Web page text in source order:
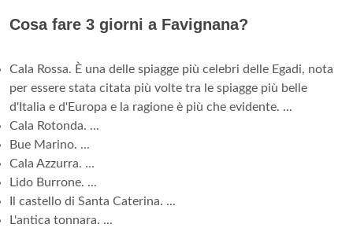
Cosa fare 3 giorni a Favignana?
Cala Rossa. È una delle spiagge più celebri delle Egadi, nota
per essere stata citata più volte tra le spiagge più belle
d'Italia e d'Europa e la ragione è più che evidente. ...
Cala Rotonda. ...
Bue Marino. ...
Cala Azzurra. ...
Lido Burrone. ...
Il castello di Santa Caterina. ...
L'antica tonnara. ...